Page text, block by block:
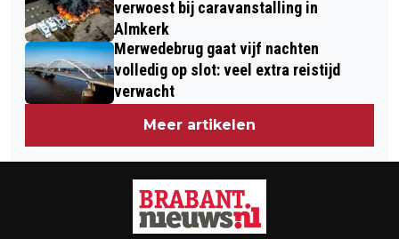
verwoest bij caravanstalling in
Almkerk
Merwedebrug gaat vijf nachten
volledig op slot: veel extra reistijd
verwacht
Meer artikelen